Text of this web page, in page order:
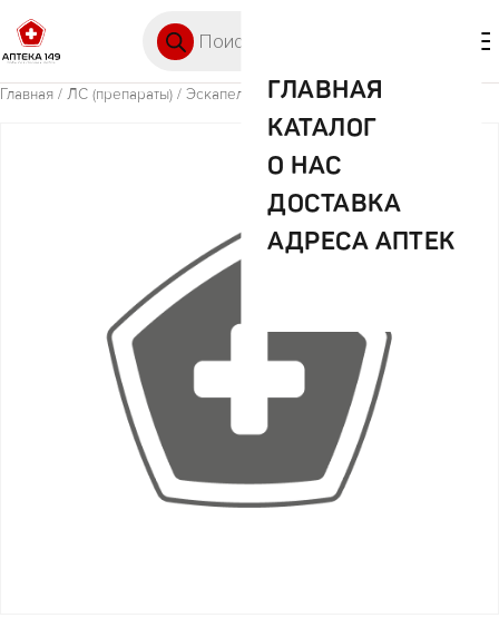
ГЛАВНАЯ
КАТАЛОГ
О НАС
ДОСТАВКА
АДРЕСА АПТЕК
Главная / ЛС (препараты) / Эскапел 1,5мг №1 таб